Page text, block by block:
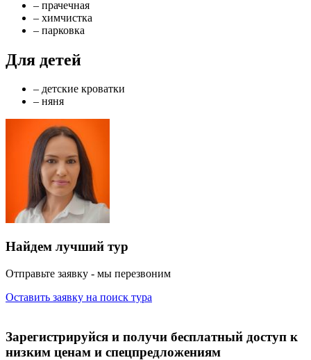
– прачечная
– химчистка
– парковка
Для детей
– детские кроватки
– няня
Найдем лучший тур
Отправьте заявку - мы перезвоним
Оставить заявку на поиск тура
Зарегистрируйся и получи бесплатный доступ к
низким ценам и спецпредложениям